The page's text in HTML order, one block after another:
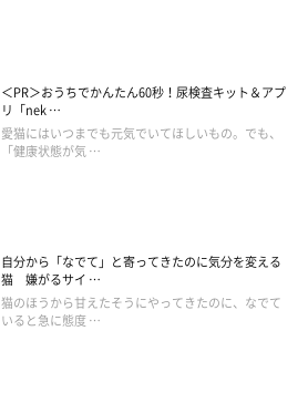
＜PR＞おうちでかんたん60秒！尿検査キット＆アプ
リ「nek …
愛猫にはいつまでも元気でいてほしいもの。でも、
「健康状態が気 …
自分から「なでて」と寄ってきたのに気分を変える
猫 嫌がるサイ …
猫のほうから甘えたそうにやってきたのに、なでて
いると急に態度 …